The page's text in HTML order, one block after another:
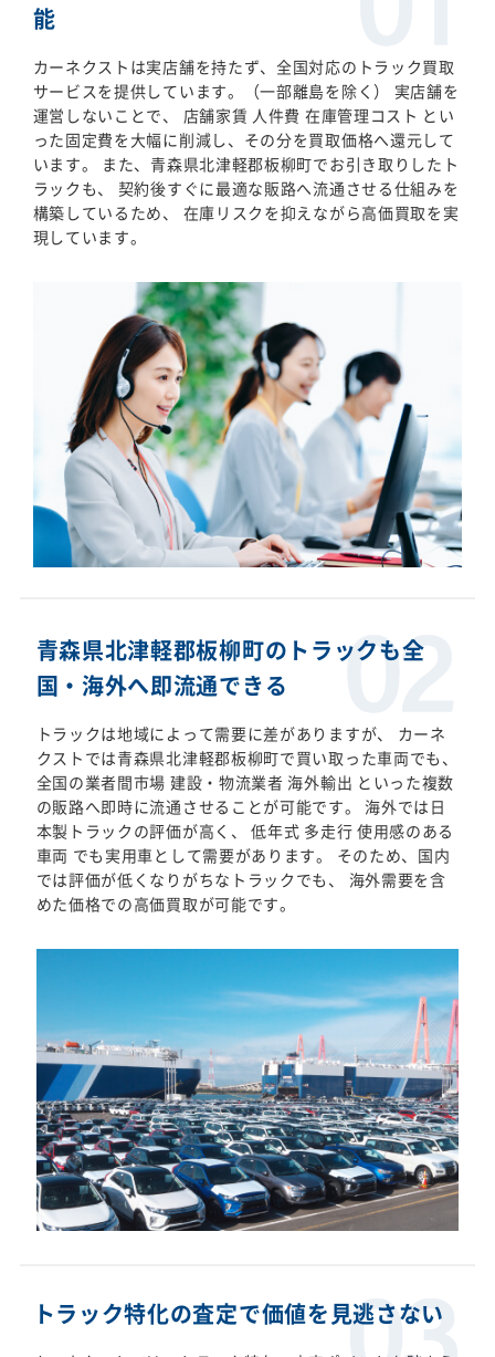
能
カーネクストは実店舗を持たず、全国対応のトラック買取
サービスを提供しています。（一部離島を除く） 実店舗を
運営しないことで、 店舗家賃 人件費 在庫管理コスト とい
った固定費を大幅に削減し、その分を買取価格へ還元して
います。 また、青森県北津軽郡板柳町でお引き取りしたト
ラックも、 契約後すぐに最適な販路へ流通させる仕組みを
構築しているため、 在庫リスクを抑えながら高価買取を実
現しています。
青森県北津軽郡板柳町のトラックも全
国・海外へ即流通できる
トラックは地域によって需要に差がありますが、 カーネ
クストでは青森県北津軽郡板柳町で買い取った車両でも、
全国の業者間市場 建設・物流業者 海外輸出 といった複数
の販路へ即時に流通させることが可能です。 海外では日
本製トラックの評価が高く、 低年式 多走行 使用感のある
車両 でも実用車として需要があります。 そのため、国内
では評価が低くなりがちなトラックでも、 海外需要を含
めた価格での高価買取が可能です。
トラック特化の査定で価値を見逃さない